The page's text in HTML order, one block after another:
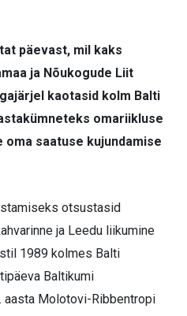
päevast, mil kaks
ja Nõukogude Liit
kaotasid kolm Balti
omariikluse
saatuse kujundamise
otsustasid
ja Leedu liikumine
1989 kolmes Balti
Baltikumi
aasta Molotovi-Ribbentropi